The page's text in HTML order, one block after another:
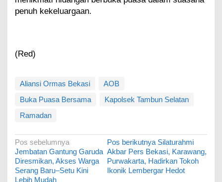
penuh kekeluargaan.
(Red)
Aliansi Ormas Bekasi
AOB
Buka Puasa Bersama
Kapolsek Tambun Selatan
Ramadan
N
a
v
Pos sebelumnya
Jembatan Gantung Garuda
Diresmikan, Akses Warga
Serang Baru–Setu Kini
Lebih Mudah
Pos berikutnya Silaturahmi
Akbar Pers Bekasi, Karawang,
Purwakarta, Hadirkan Tokoh
Ikonik Lembergar Hedot